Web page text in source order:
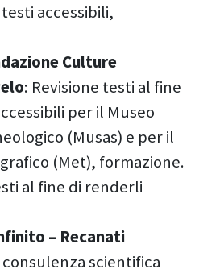
accessibili,
Culture
: Revisione testi al fine
per il Museo
(Musas) e per il
(Met), formazione.
al fine di renderli
– Recanati
consulenza scientifica